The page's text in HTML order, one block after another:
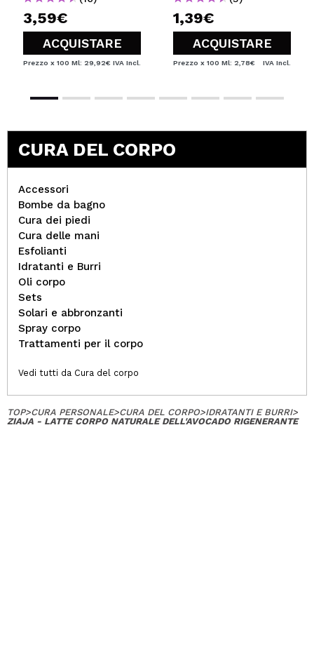
3,59€
ACQUISTARE
Prezzo x 100 Ml: 29,92€ IVA Incl.
1,39€
ACQUISTARE
Prezzo x 100 Ml: 2,78€ IVA Incl.
CURA DEL CORPO
Accessori
Bombe da bagno
Cura dei piedi
Cura delle mani
Esfolianti
Idratanti e Burri
Oli corpo
Sets
Solari e abbronzanti
Spray corpo
Trattamenti per il corpo
Vedi tutti da Cura del corpo
TOP>CURA PERSONALE>CURA DEL CORPO>IDRATANTI E BURRI>
ZIAJA - LATTE CORPO NATURALE DELL'AVOCADO RIGENERANTE